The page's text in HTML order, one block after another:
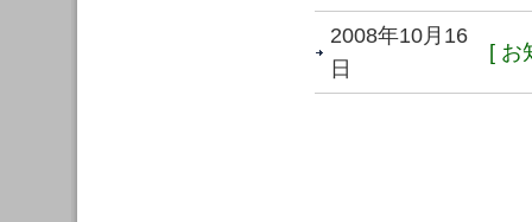
2008年10月16
日
[ お